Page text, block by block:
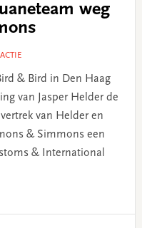
weg
& Bird in Den Haag
van Jasper Helder de
van Helder en
& Simmons een
& International